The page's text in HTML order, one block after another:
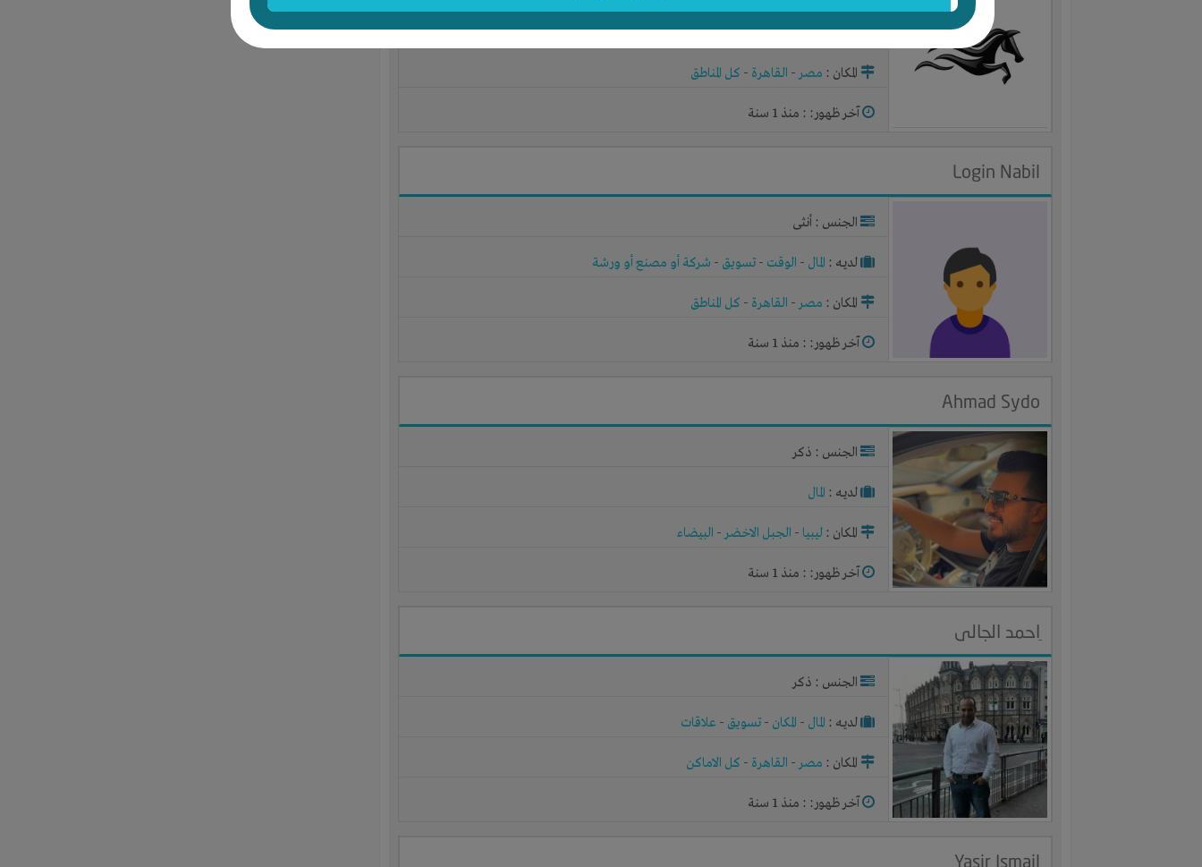
لديـه :الوقت
المكان : مصر- القاهرة - كل المناطق
آخر ظهور: : منذ 1 سنة
Login Nabil
الجنس : أنثى
لديـه : المال - الوقت - تسويق - شركة أو مصنع أو ورشة
المكان : مصر- القاهرة - كل المناطق
آخر ظهور: : منذ 1 سنة
Ahmad Sydo
الجنس : ذكر
لديـه : المال
المكان : ليبيا - الجبل الاخضر- البيضاء
آخر ظهور: : منذ 1 سنة
ِاحمد الجالى
الجنس : ذكر
لديـه : المال - المكان - تسويق - علاقات
المكان : مصر- القاهرة - كل الاماكن
آخر ظهور: : منذ 1 سنة
Yasir Ismail